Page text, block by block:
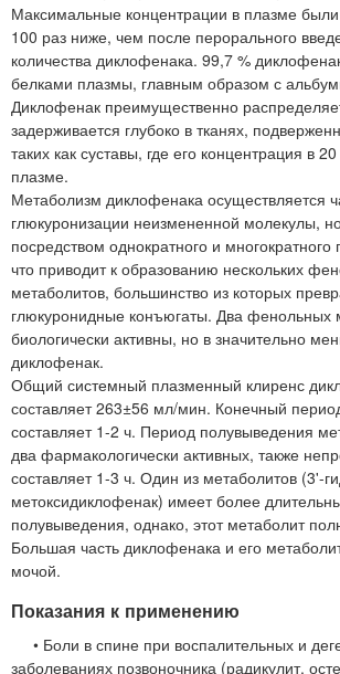
Максимальные концентрации в плазме
100 раз ниже, чем после перорального
количества диклофенака. 99,7 %
белками плазмы, главным образом с
Диклофенак преимущественно
задерживается глубоко в тканях,
таких как суставы, где его концентрация в
плазме.
Метаболизм диклофенака осуществляется
глюкуронизации неизмененной молекулы,
посредством однократного и многократного
что приводит к образованию нескольких
метаболитов, большинство из которых
глюкуронидные конъюгаты. Два фенольных
биологически активны, но в значительно
диклофенак.
Общий системный плазменный клиренс
составляет 263±56 мл/мин. Конечный
составляет 1-2 ч. Период полувыведения
два фармакологически активных, также
составляет 1-3 ч. Один из метаболитов (3'-
метоксидиклофенак) имеет более
полувыведения, однако, этот метаболит
Большая часть диклофенака и его
мочой.
Показания к применению
• Боли в спине при воспалительных и
заболеваниях позвоночника (радикулит,